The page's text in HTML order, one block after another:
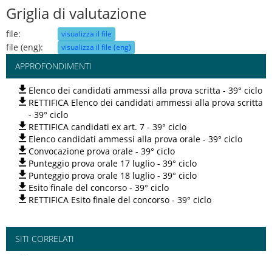
Griglia di valutazione
file: visualizza il file
file (eng): visualizza il file (eng)
APPROFONDIMENTI
Elenco dei candidati ammessi alla prova scritta - 39° ciclo
RETTIFICA Elenco dei candidati ammessi alla prova scritta
- 39° ciclo
RETTIFICA candidati ex art. 7 - 39° ciclo
Elenco candidati ammessi alla prova orale - 39° ciclo
Convocazione prova orale - 39° ciclo
Punteggio prova orale 17 luglio - 39° ciclo
Punteggio prova orale 18 luglio - 39° ciclo
Esito finale del concorso - 39° ciclo
RETTIFICA Esito finale del concorso - 39° ciclo
SITI CORRELATI